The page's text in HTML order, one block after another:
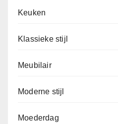
Keuken
Klassieke stijl
Meubilair
Moderne stijl
Moederdag